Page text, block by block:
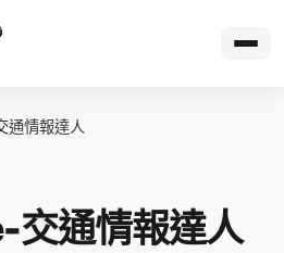
情報達人
通情報達人